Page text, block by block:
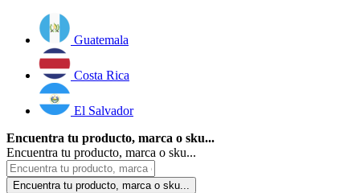
Guatemala
Costa Rica
El Salvador
Encuentra tu producto, marca o sku...
Encuentra tu producto, marca o sku...
Encuentra tu producto, marca o sku...